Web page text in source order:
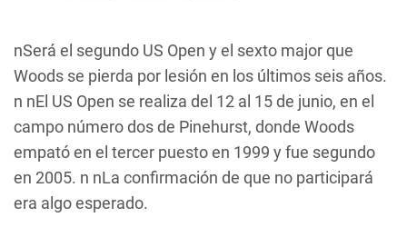
nSerá el segundo US Open y el sexto major que
Woods se pierda por lesión en los últimos seis años.
n nEl US Open se realiza del 12 al 15 de junio, en el
campo número dos de Pinehurst, donde Woods
empató en el tercer puesto en 1999 y fue segundo
en 2005. n nLa confirmación de que no participará
era algo esperado.